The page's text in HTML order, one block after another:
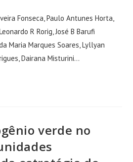
Fonseca, Paulo Antunes Horta,
R Rorig, José B Barufi
Maria Marques Soares, Lyllyan
Dairana Misturini…
verde no